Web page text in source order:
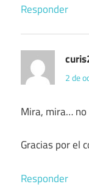
Responder
2 de
Mira, mira… no
Gracias por el
Responder